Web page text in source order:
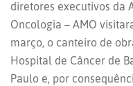
diretores executivos da
Oncologia – AMO
março, o canteiro de
Hospital de Câncer de
Paulo e, por